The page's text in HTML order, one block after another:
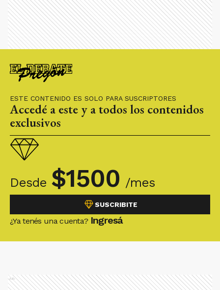
ESTE CONTENIDO ES SOLO PARA SUSCRIPTORES
Accedé a este y a todos los contenidos
exclusivos
Desde $1500 /mes
SUSCRIBITE
¿Ya tenés una cuenta? Ingresá
Ads